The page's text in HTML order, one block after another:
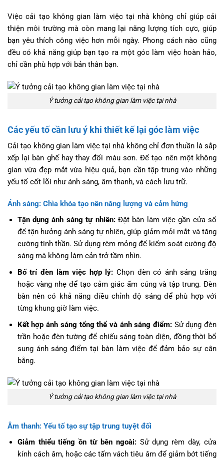
Việc cải tạo không gian làm việc tại nhà không chỉ giúp cải
thiện môi trường mà còn mang lại năng lượng tích cực, giúp
bạn yêu thích công việc hơn mỗi ngày. Phong cách nào cũng
đều có khả năng giúp bạn tạo ra một góc làm việc hoàn hảo,
chỉ cần phù hợp với bản thân bạn.
Ý tưởng cải tạo không gian làm việc tại nhà
Các yếu tố cần lưu ý khi thiết kế lại góc làm việc
Cải tạo không gian làm việc tại nhà không chỉ đơn thuần là sắp
xếp lại bàn ghế hay thay đổi màu sơn. Để tạo nên một không
gian vừa đẹp mắt vừa hiệu quả, bạn cần tập trung vào những
yếu tố cốt lõi như ánh sáng, âm thanh, và cách lưu trữ.
Ánh sáng: Chìa khóa tạo nên năng lượng và cảm hứng
Tận dụng ánh sáng tự nhiên: Đặt bàn làm việc gần cửa sổ
để tận hưởng ánh sáng tự nhiên, giúp giảm mỏi mắt và tăng
cường tinh thần. Sử dụng rèm mỏng để kiểm soát cường độ
sáng mà không làm cản trở tầm nhìn.
Bố trí đèn làm việc hợp lý: Chọn đèn có ánh sáng trắng
hoặc vàng nhẹ để tạo cảm giác ấm cúng và tập trung. Đèn
bàn nên có khả năng điều chỉnh độ sáng để phù hợp với
từng khung giờ làm việc.
Kết hợp ánh sáng tổng thể và ánh sáng điểm:Sử dụng đèn
trần hoặc đèn tường để chiếu sáng toàn diện, đồng thời bổ
sung ánh sáng điểm tại bàn làm việc để đảm bảo sự cân
bằng.
Ý tưởng cải tạo không gian làm việc tại nhà
Âm thanh: Yếu tố tạo sự tập trung tuyệt đối
Giảm thiểu tiếng ồn từ bên ngoài:Sử dụng rèm dày, cửa
kính cách âm, hoặc các tấm vách tiêu âm để giảm bớt tiếng